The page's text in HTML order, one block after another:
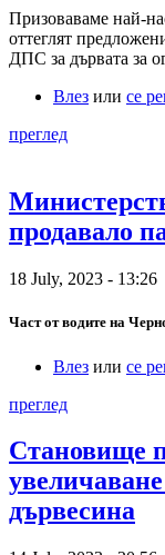
Призоваваме най-
оттеглят
ДПС за дървата за
Влез или се
преглед
продавало
18 July, 2023 - 13:26
Част от водите на
Влез или се
преглед
Становище
дървесина